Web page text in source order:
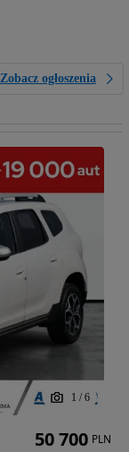
Zobacz ogłoszenia
1 / 6
50 700 PLN